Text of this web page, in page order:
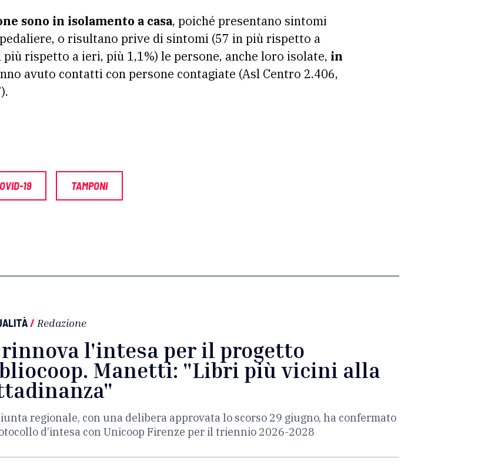
sono in isolamento a casa, poiché presentano sintomi
o risultano prive di sintomi (57 in più rispetto a
più rispetto a ieri, più 1,1%) le persone, anche loro isolate, in
avuto contatti con persone contagiate (Asl Centro 2.406,
19 TAMPONI
/ Redazione
rinnova l'intesa per il progetto
Manetti: "Libri più vicini alla
regionale, con una delibera approvata lo scorso 29 giugno, ha confermato
d’intesa con Unicoop Firenze per il triennio 2026-2028